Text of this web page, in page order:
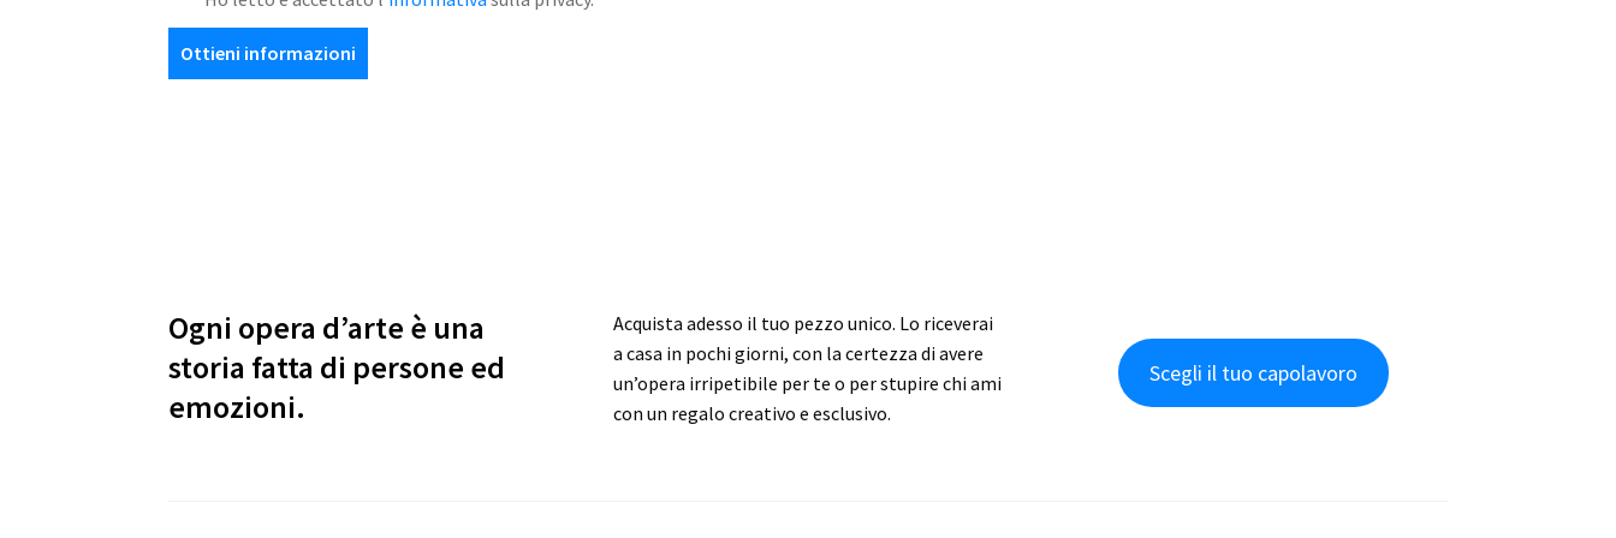
Ottieni informazioni
Ogni opera d’arte è una
storia fatta di persone ed
emozioni.
Acquista adesso il tuo pezzo unico. Lo riceverai
a casa in pochi giorni, con la certezza di avere
un’opera irripetibile per te o per stupire chi ami
con un regalo creativo e esclusivo.
Scegli il tuo capolavoro